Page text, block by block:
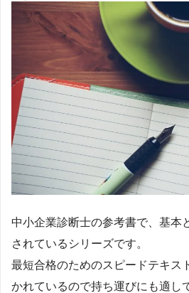
中小企業診断士の参考書で、基本
されているシリーズです。
最短合格のためのスピードテキス
かれているので持ち運びにも適し